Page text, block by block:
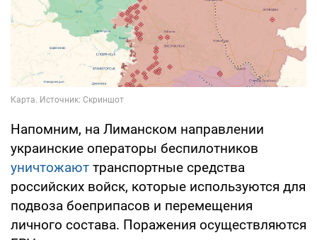
Напомним, на Лиманском направлении
украинские операторы беспилотников
уничтожают транспортные средства
российских войск, которые используются для
подвоза боеприпасов и перемещения
личного состава. Поражения осуществляются